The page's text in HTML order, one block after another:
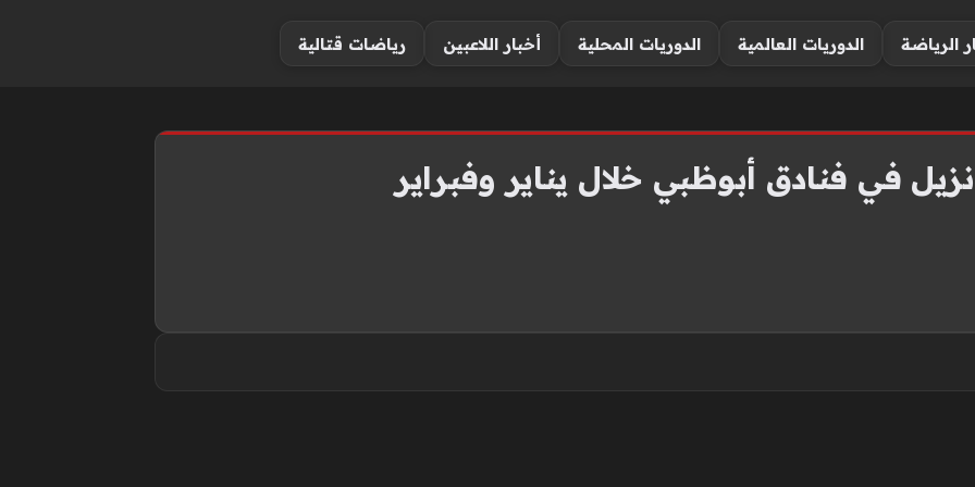
الرياضة الدوريات العالمية الدوريات المحلية أخبار اللاعبين رياضات قتالية
في فنادق أبوظبي خلال يناير وفبراير